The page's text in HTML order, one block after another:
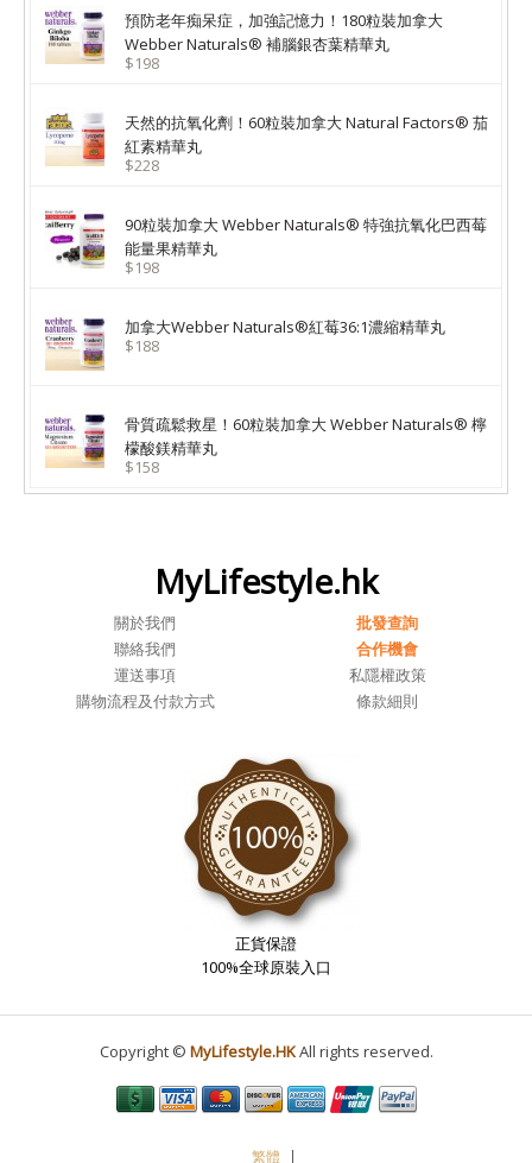
預防老年痴呆症，加強記憶力！180粒裝加拿大
Webber Naturals® 補腦銀杏葉精華丸
$198
天然的抗氧化劑！60粒裝加拿大 Natural Factors® 茄
紅素精華丸
$228
90粒裝加拿大 Webber Naturals® 特強抗氧化巴西莓
能量果精華丸
$198
加拿大Webber Naturals®紅莓36:1濃縮精華丸
$188
骨質疏鬆救星！60粒裝加拿大 Webber Naturals® 檸
檬酸鎂精華丸
$158
MyLifestyle.hk
關於我們
批發查詢
聯絡我們
合作機會
運送事項
私隱權政策
購物流程及付款方式
條款細則
正貨保證
100%全球原裝入口
Copyright © MyLifestyle.HKAll rights reserved.
繁體